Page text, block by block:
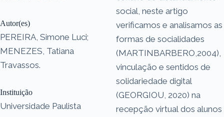
Autor(es)
PEREIRA, Simone Luci;
MENEZES, Tatiana
Travassos.
Instituição
Universidade Paulista
social, neste artigo
verificamos e analisamos as
formas de socialidades
(MARTINBARBERO,2004),
vinculação e sentidos de
solidariedade digital
(GEORGIOU, 2020) na
recepção virtual dos alunos